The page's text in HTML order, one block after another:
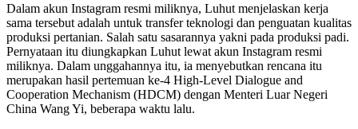
Dalam akun Instagram resmi miliknya, Luhut menjelaskan kerja
sama tersebut adalah untuk transfer teknologi dan penguatan kualitas
produksi pertanian. Salah satu sasarannya yakni pada produksi padi.
Pernyataan itu diungkapkan Luhut lewat akun Instagram resmi
miliknya. Dalam unggahannya itu, ia menyebutkan rencana itu
merupakan hasil pertemuan ke-4 High-Level Dialogue and
Cooperation Mechanism (HDCM) dengan Menteri Luar Negeri
China Wang Yi, beberapa waktu lalu.